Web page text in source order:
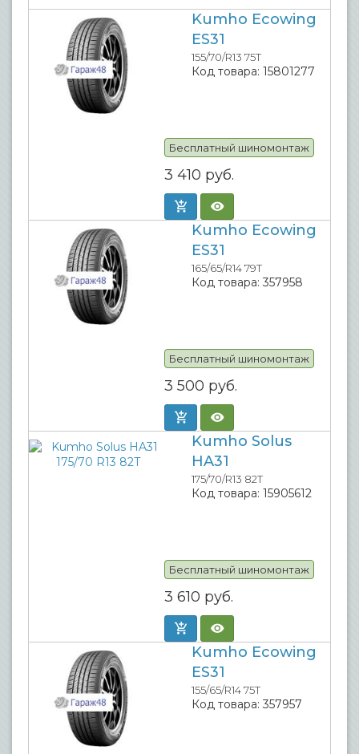
Kumho Ecowing
ES31
155/70/R13 75T
Код товара: 15801277
Бесплатный шиномонтаж
3 410 руб.
Kumho Ecowing
ES31
165/65/R14 79T
Код товара: 357958
Бесплатный шиномонтаж
3 500 руб.
Kumho Solus
HA31
175/70/R13 82T
Код товара: 15905612
Бесплатный шиномонтаж
3 610 руб.
Kumho Ecowing
ES31
155/65/R14 75T
Код товара: 357957